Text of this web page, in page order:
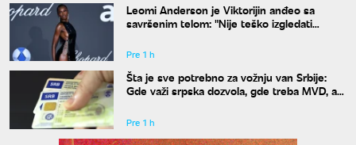
Leomi Anderson je Viktorijin anđeo sa
savršenim telom: "Nije teško izgledati
Pre 1 h
Šta je sve potrebno za vožnju van Srbije:
Gde važi srpska dozvola, gde treba MVD, a
Pre 1 h